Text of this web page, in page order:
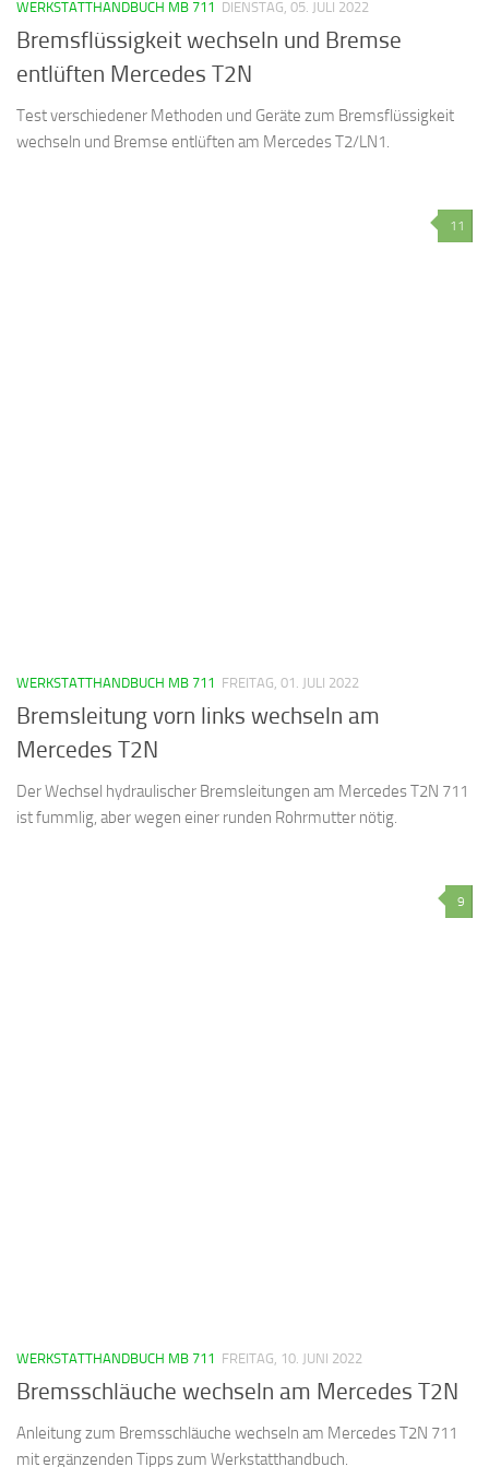
WERKSTATTHANDBUCH MB 711 DIENSTAG, 05. JULI 2022
Bremsflüssigkeit wechseln und Bremse
entlüften Mercedes T2N
Test verschiedener Methoden und Geräte zum Bremsflüssigkeit
wechseln und Bremse entlüften am Mercedes T2/LN1.
11
WERKSTATTHANDBUCH MB 711 FREITAG, 01. JULI 2022
Bremsleitung vorn links wechseln am
Mercedes T2N
Der Wechsel hydraulischer Bremsleitungen am Mercedes T2N 711
ist fummlig, aber wegen einer runden Rohrmutter nötig.
9
WERKSTATTHANDBUCH MB 711 FREITAG, 10. JUNI 2022
Bremsschläuche wechseln am Mercedes T2N
Anleitung zum Bremsschläuche wechseln am Mercedes T2N 711
mit ergänzenden Tipps zum Werkstatthandbuch.